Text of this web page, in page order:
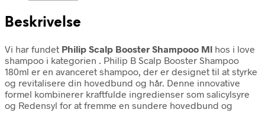
Beskrivelse
Vi har fundet Philip Scalp Booster Shampooo Ml hos i love
shampoo i kategorien . Philip B Scalp Booster Shampoo
180ml er en avanceret shampoo, der er designet til at styrke
og revitalisere din hovedbund og hår. Denne innovative
formel kombinerer kraftfulde ingredienser som salicylsyre
og Redensyl for at fremme en sundere hovedbund og